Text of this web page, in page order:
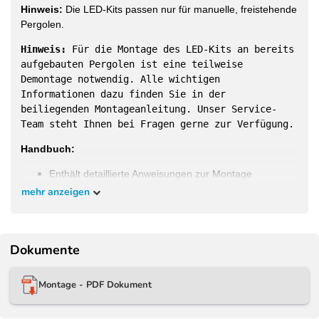
Hinweis: Die LED-Kits passen nur für manuelle, freistehende
Pergolen.
Hinweis:
Für die Montage des LED-Kits an bereits
aufgebauten Pergolen ist eine teilweise
Demontage notwendig. Alle wichtigen
Informationen dazu finden Sie in der
beiliegenden Montageanleitung. Unser Service-
Team steht Ihnen bei Fragen gerne zur Verfügung.
Handbuch:
Enthält detaillierte Anweisungen zur Montage
Passgenaue LED-Kits für die bei uns im Shop
erhältlichen Modelle:
Weide Classic Pergola3 x 3 M anthrazit - 3x3M -
WE-LED-3030-ANT
mehr anzeigen
Dokumente
Montage - PDF Dokument